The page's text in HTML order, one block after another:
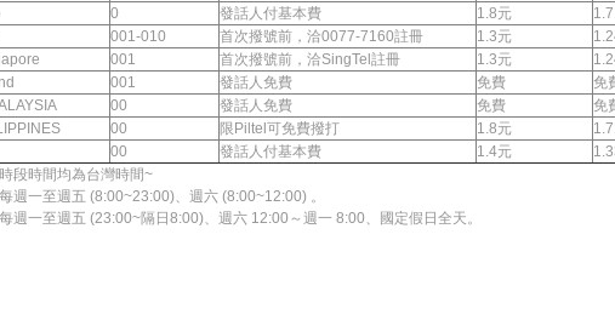
0 發話人付基本費 1.8元
001-010 首次撥號前，洽0077-7160註冊 1.3元
001 首次撥號前，洽SingTel註冊 1.3元
001 發話人免費 免費
免
00 發話人免費 免費
免
00 限Piltel可免費撥打 1.8元
00 發話人付基本費 1.4元
段時間均為台灣時間~
週一至週五 (8:00~23:00)、週六 (8:00~12:00) 。
週一至週五 (23:00~隔日8:00)、週六 12:00～週一 8:00、國定假日全天。